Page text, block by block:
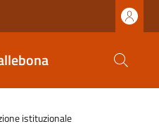
istituzionale